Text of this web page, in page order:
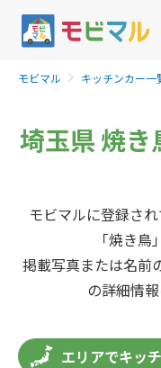
モビマル キッチンカー一
埼玉県 焼き
モビマルに登録さ
「焼き
掲載写真または名前
の詳細情
エリアでキッ